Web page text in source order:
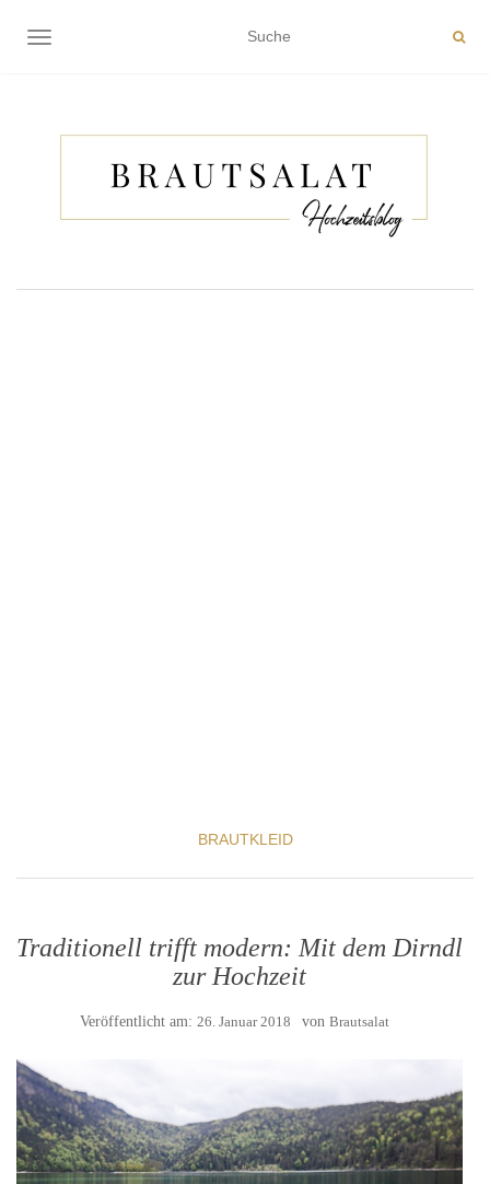
NAVIGATION EIN-/AUSSCHALTEN
BRAUTKLEID
Traditionell trifft modern: Mit dem Dirndl
zur Hochzeit
Veröffentlicht am: 26. Januar 2018 von Brautsalat